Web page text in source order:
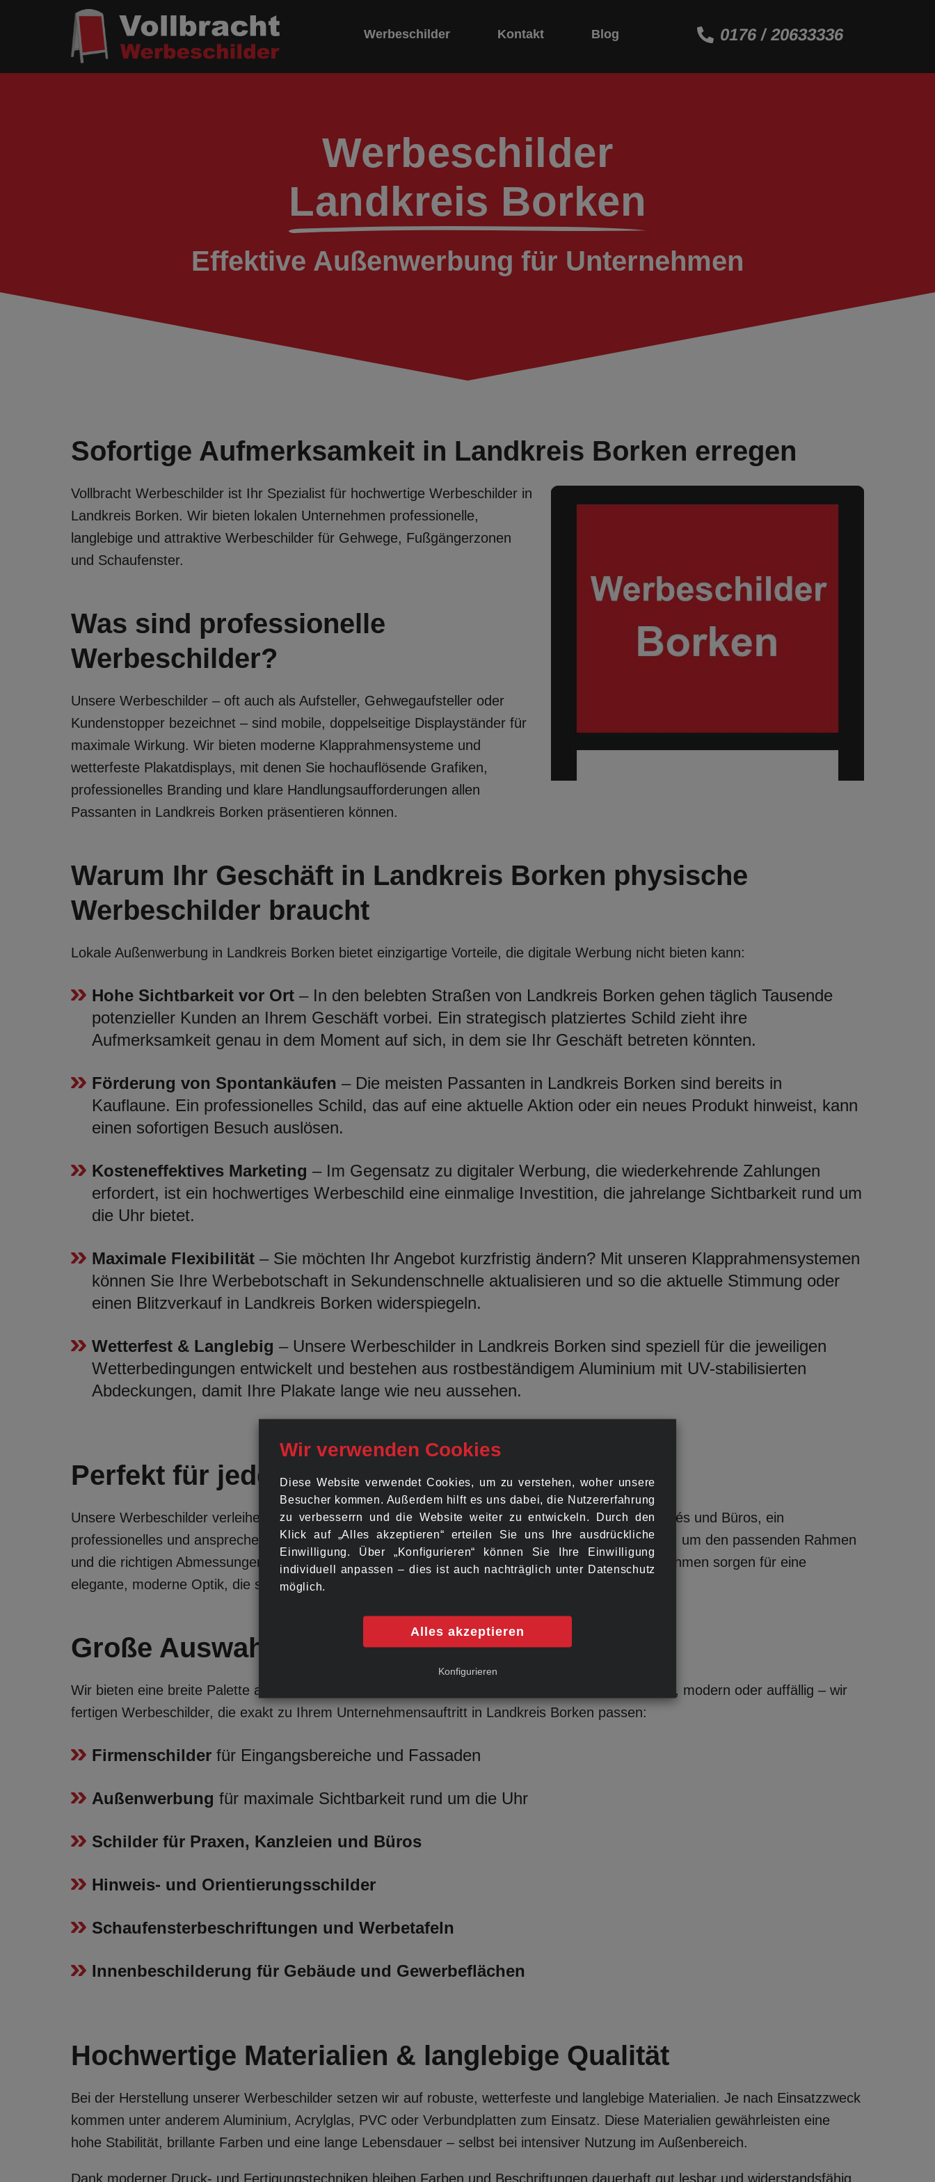
Werbeschilder Kontakt Blog 0176 / 20633336
Werbeschilder
Landkreis Borken
Effektive Außenwerbung für Unternehmen
Sofortige Aufmerksamkeit in Landkreis Borken erregen
Vollbracht Werbeschilder ist Ihr Spezialist für hochwertige Werbeschilder in
Landkreis Borken. Wir bieten lokalen Unternehmen professionelle,
langlebige und attraktive Werbeschilder für Gehwege, Fußgängerzonen
und Schaufenster.
Was sind professionelle
Werbeschilder?
Unsere Werbeschilder – oft auch als Aufsteller, Gehwegaufsteller oder
Kundenstopper bezeichnet – sind mobile, doppelseitige Displayständer für
maximale Wirkung. Wir bieten moderne Klapprahmensysteme und
wetterfeste Plakatdisplays, mit denen Sie hochauflösende Grafiken,
professionelles Branding und klare Handlungsaufforderungen allen
Passanten in Landkreis Borken präsentieren können.
Warum Ihr Geschäft in Landkreis Borken physische
Werbeschilder braucht
Lokale Außenwerbung in Landkreis Borken bietet einzigartige Vorteile, die digitale Werbung nicht bieten kann:
Hohe Sichtbarkeit vor Ort – In den belebten Straßen von Landkreis Borken gehen täglich Tausende
potenzieller Kunden an Ihrem Geschäft vorbei. Ein strategisch platziertes Schild zieht ihre
Aufmerksamkeit genau in dem Moment auf sich, in dem sie Ihr Geschäft betreten könnten.
Förderung von Spontankäufen – Die meisten Passanten in Landkreis Borken sind bereits in
Kauflaune. Ein professionelles Schild, das auf eine aktuelle Aktion oder ein neues Produkt hinweist, kann
einen sofortigen Besuch auslösen.
Kosteneffektives Marketing – Im Gegensatz zu digitaler Werbung, die wiederkehrende Zahlungen
erfordert, ist ein hochwertiges Werbeschild eine einmalige Investition, die jahrelange Sichtbarkeit rund um
die Uhr bietet.
Maximale Flexibilität – Sie möchten Ihr Angebot kurzfristig ändern? Mit unseren Klapprahmensystemen
können Sie Ihre Werbebotschaft in Sekundenschnelle aktualisieren und so die aktuelle Stimmung oder
einen Blitzverkauf in Landkreis Borken widerspiegeln.
Wetterfest & Langlebig – Unsere Werbeschilder in Landkreis Borken sind speziell für die jeweiligen
Wetterbedingungen entwickelt und bestehen aus rostbeständigem Aluminium mit UV-stabilisierten
Abdeckungen, damit Ihre Plakate lange wie neu aussehen.
Perfekt für jede Branche in Landkreis Borken
Unsere Werbeschilder verleihen einer Vielzahl von Unternehmen, darunter Boutiquen, Salons, Cafés und Büros, ein
professionelles und ansprechendes Erscheinungsbild. Wir bieten Ihnen einen individuellen Service, um den passenden Rahmen
und die richtigen Abmessungen für Ihren Standort in Landkreis Borken zu finden. Die Aluminiumrahmen sorgen für eine
elegante, moderne Optik, die sich harmonisch in die moderne Geschäftswelt einfügt.
Große Auswahl an Werbeschildern
Wir bieten eine breite Palette an Werbeschildern für unterschiedlichste Anforderungen - ob dezent, modern oder auffällig – wir
fertigen Werbeschilder, die exakt zu Ihrem Unternehmensauftritt in Landkreis Borken passen:
Firmenschilder für Eingangsbereiche und Fassaden
Außenwerbung für maximale Sichtbarkeit rund um die Uhr
Schilder für Praxen, Kanzleien und Büros
Hinweis- und Orientierungsschilder
Schaufensterbeschriftungen und Werbetafeln
Innenbeschilderung für Gebäude und Gewerbeflächen
Hochwertige Materialien & langlebige Qualität
Bei der Herstellung unserer Werbeschilder setzen wir auf robuste, wetterfeste und langlebige Materialien. Je nach Einsatzzweck
kommen unter anderem Aluminium, Acrylglas, PVC oder Verbundplatten zum Einsatz. Diese Materialien gewährleisten eine
hohe Stabilität, brillante Farben und eine lange Lebensdauer – selbst bei intensiver Nutzung im Außenbereich.
Dank moderner Druck- und Fertigungstechniken bleiben Farben und Beschriftungen dauerhaft gut lesbar und widerstandsfähig
Wir verwenden Cookies
Diese Website verwendet Cookies, um zu verstehen, woher unsere
Besucher kommen. Außerdem hilft es uns dabei, die Nutzer­erfahrung
zu verbesserrn und die Website weiter zu entwickeln. Durch den
Klick auf „Alles akzeptieren“ erteilen Sie uns Ihre ausdrückliche
Einwilligung. Über „Konfigurieren“ können Sie Ihre Einwilligung
individuell anpassen ‒ dies ist auch nachträglich unter Datenschutz
möglich.
Alles akzeptieren
Konfigurieren